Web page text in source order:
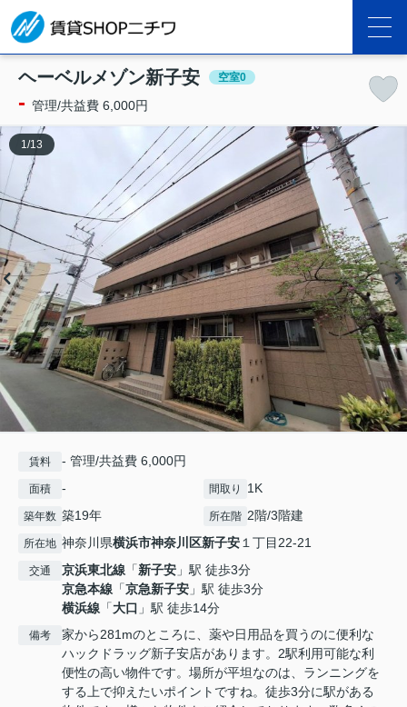
ヘーベルメゾン新子安 空室0
- 管理/共益費 6,000円
1 /13
賃料 - 管理/共益費 6,000円
面積 - 間取り 1K
築年数 築19年 所在階 2階/3階建
所在地 神奈川県横浜市神奈川区新子安 １丁目22-21
交通 京浜東北線 「新子安 」駅 徒歩3分
京急本線 「京急新子安 」駅 徒歩3分
横浜線 「大口 」駅 徒歩14分
備考
家から281mのところに、薬や日用品を買うのに便利な
ハックドラッグ新子安店があります。2駅利用可能な利
便性の高い物件です。場所が平坦なのは、ランニングを
する上で抑えたいポイントですね。徒歩3分に駅がある